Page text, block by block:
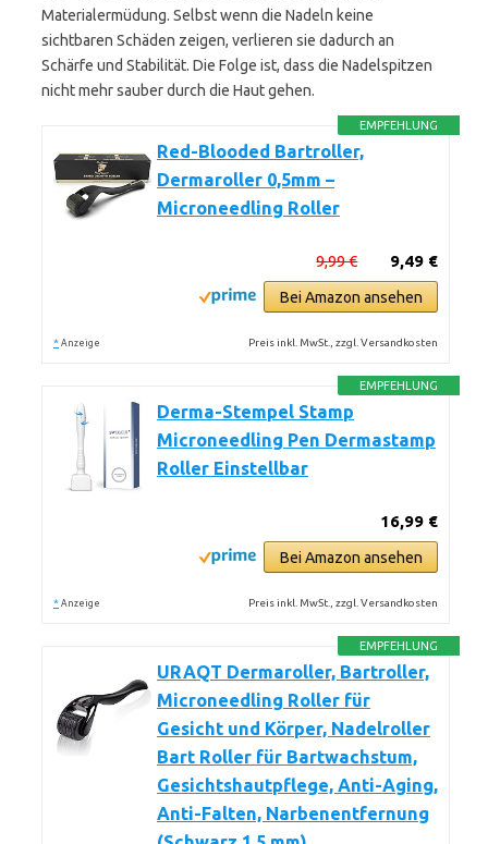
Materialermüdung. Selbst wenn die Nadeln keine
sichtbaren Schäden zeigen, verlieren sie dadurch an
Schärfe und Stabilität. Die Folge ist, dass die Nadelspitzen
nicht mehr sauber durch die Haut gehen.
EMPFEHLUNG
Red-Blooded Bartroller,
Dermaroller 0,5mm –
Microneedling Roller
9,49 €
9,99 €
Bei Amazon ansehen
* Anzeige Preis inkl. MwSt., zzgl. Versandkosten
EMPFEHLUNG
Derma-Stempel Stamp
Microneedling Pen Dermastamp
Roller Einstellbar
16,99 €
Bei Amazon ansehen
* Anzeige Preis inkl. MwSt., zzgl. Versandkosten
EMPFEHLUNG
URAQT Dermaroller, Bartroller,
Microneedling Roller für
Gesicht und Körper, Nadelroller
Bart Roller für Bartwachstum,
Gesichtshautpflege, Anti-Aging,
Anti-Falten, Narbenentfernung